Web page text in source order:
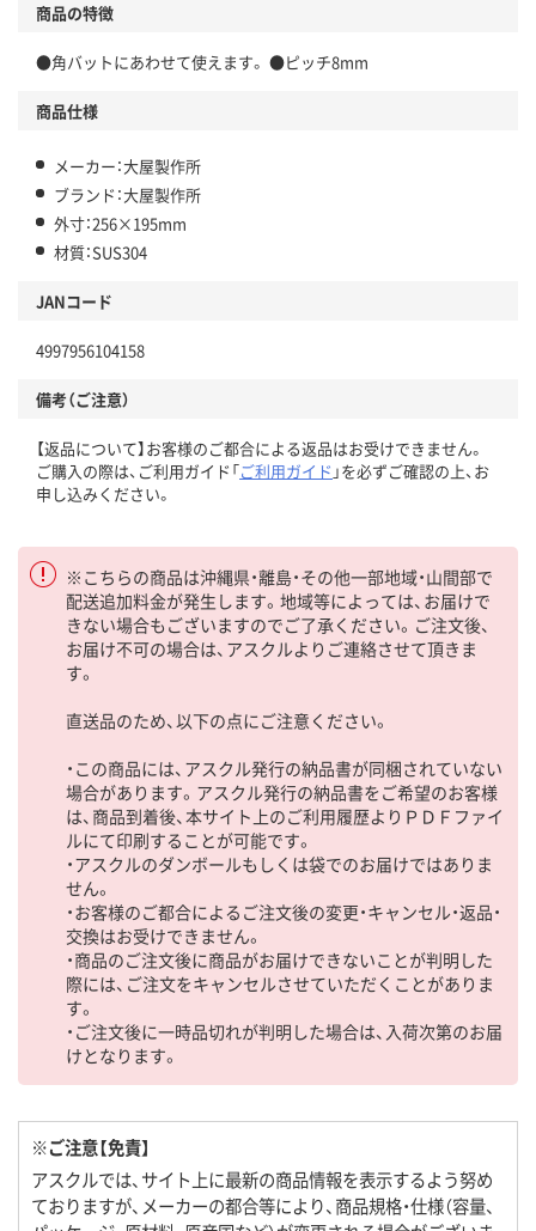
商品の特徴
●角バットにあわせて使えます。 ●ピッチ8mm
商品仕様
メーカー：大屋製作所
ブランド：大屋製作所
外寸：256×195mm
材質：SUS304
JANコード
4997956104158
備考（ご注意）
【返品について】お客様のご都合による返品はお受けできません。
ご購入の際は、ご利用ガイド「ご利用ガイド 」を必ずご確認の上、お
申し込みください。
※こちらの商品は沖縄県・離島・その他一部地域・山間部で
配送追加料金が発生します。地域等によっては、お届けで
きない場合もございますのでご了承ください。ご注文後、
お届け不可の場合は、アスクルよりご連絡させて頂きま
す。
直送品のため、以下の点にご注意ください。
・この商品には、アスクル発行の納品書が同梱されていない
場合があります。アスクル発行の納品書をご希望のお客様
は、商品到着後、本サイト上のご利用履歴よりＰＤＦファイ
ルにて印刷することが可能です。
・アスクルのダンボールもしくは袋でのお届けではありま
せん。
・お客様のご都合によるご注文後の変更・キャンセル・返品・
交換はお受けできません。
・商品のご注文後に商品がお届けできないことが判明した
際には、ご注文をキャンセルさせていただくことがありま
す。
・ご注文後に一時品切れが判明した場合は、入荷次第のお届
けとなります。
※ご注意【免責】
アスクルでは、サイト上に最新の商品情報を表示するよう努め
ておりますが、メーカーの都合等により、商品規格・仕様（容量、